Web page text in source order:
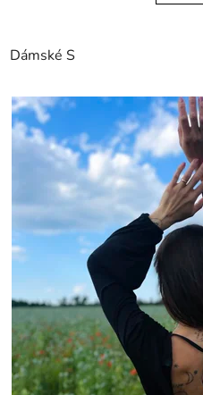
Dámské S